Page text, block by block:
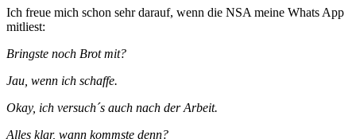
Ich freue mich schon sehr darauf, wenn die NSA meine Whats App
mitliest:
Bringste noch Brot mit?
Jau, wenn ich schaffe.
Okay, ich versuch´s auch nach der Arbeit.
Alles klar, wann kommste denn?